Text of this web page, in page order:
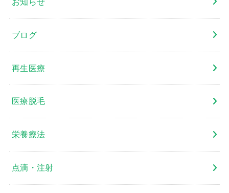
ブログ
再生医療
医療脱毛
栄養療法
点滴・注射